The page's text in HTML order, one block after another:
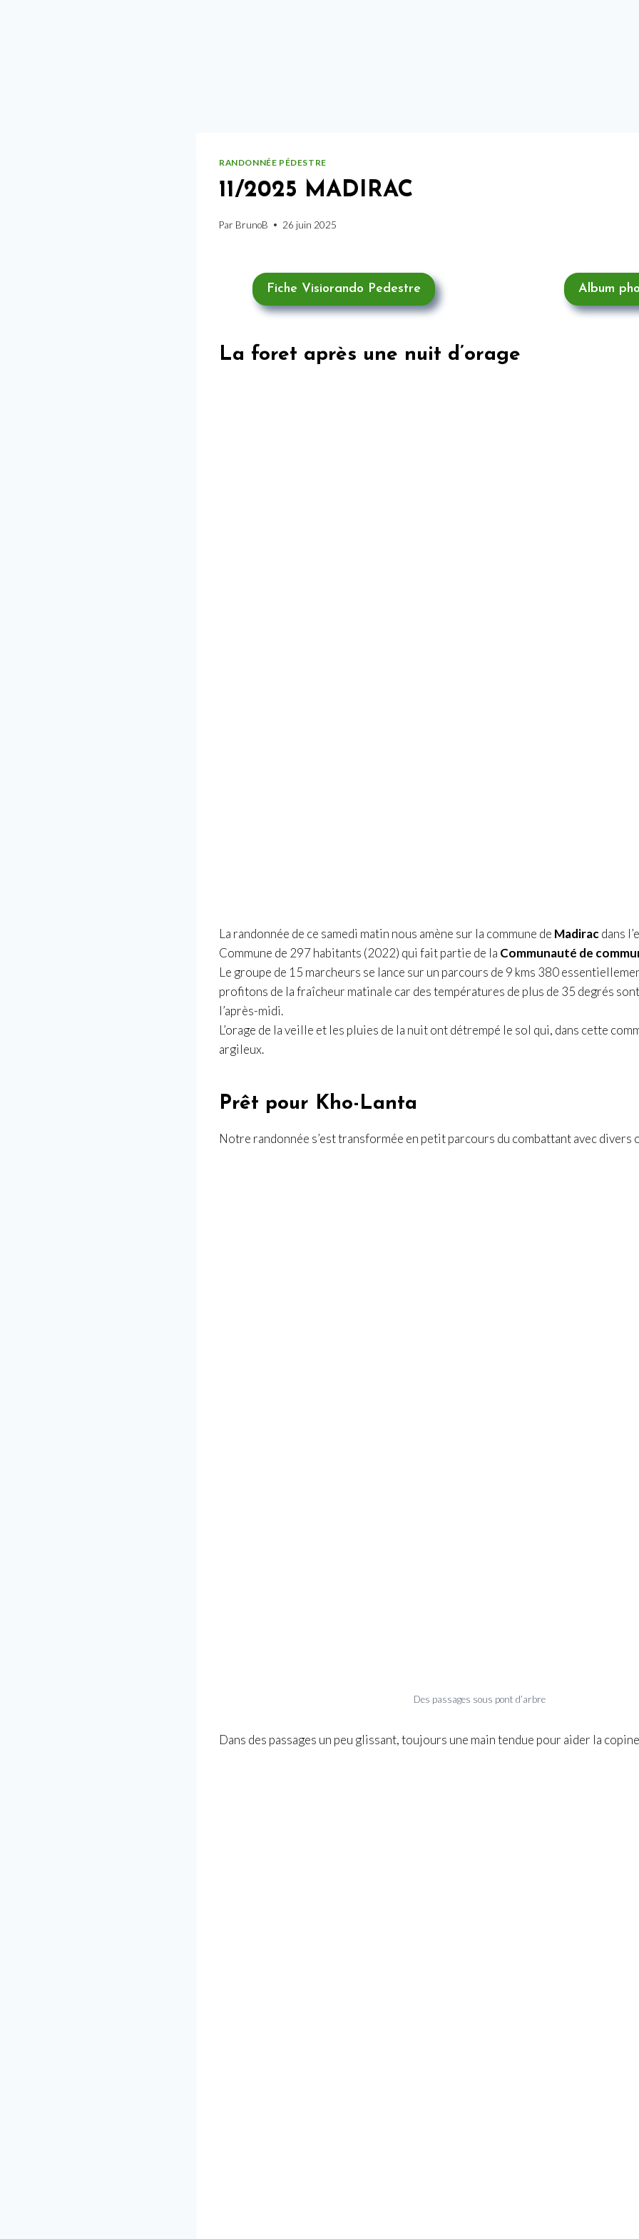
RANDONNÉE PÉDESTRE
11/2025 MADIRAC
Par BrunoB 26 juin 2025
Fiche Visiorando Pedestre Album
La foret après une nuit d’orage
La randonnée de ce samedi matin nous amène sur la commune de Madiracdans
Commune de 297 habitants (2022) qui fait partie de la Communauté de
Le groupe de 15 marcheurs se lance sur un parcours de 9 kms 380
profitons de la fraîcheur matinale car des températures de plus de 35 degrés
l’après-midi.
L’orage de la veille et les pluies de la nuit ont détrempé le sol qui, dans cette
argileux.
Prêt pour Kho-Lanta
Notre randonnée s’est transformée en petit parcours du combattant avec divers
Des passages sous pont d’arbre
Dans des passages un peu glissant, toujours une main tendue pour aider la